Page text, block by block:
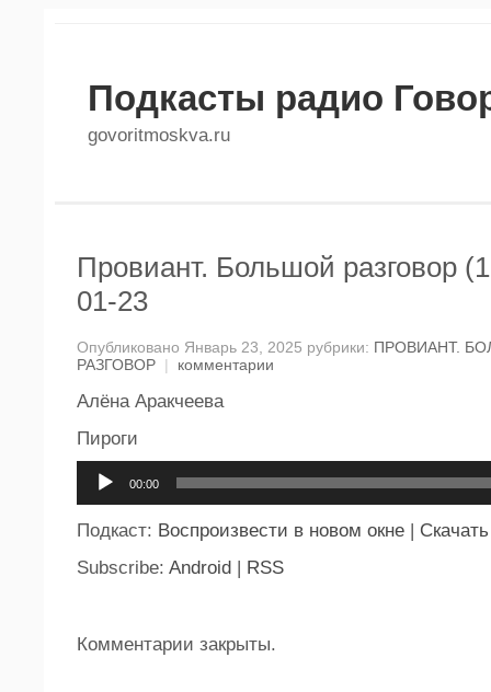
Подкасты радио
govoritmoskva.ru
Провиант. Большой разговор
01-23
Опубликовано Январь 23, 2025 рубрики: ПРОВИАНТ.
РАЗГОВОР | комментарии
Алёна Аракчеева
Пироги
00:00
Подкаст: Воспроизвести в новом окне | Скачать
Subscribe: Android | RSS
Комментарии закрыты.